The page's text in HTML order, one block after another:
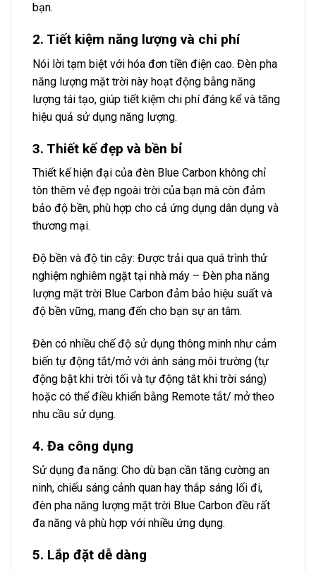
bạn.
2. Tiết kiệm năng lượng và chi phí
Nói lời tạm biệt với hóa đơn tiền điện cao. Đèn pha
năng lượng mặt trời này hoạt động bằng năng
lượng tái tạo, giúp tiết kiệm chi phí đáng kể và tăng
hiệu quả sử dụng năng lượng.
3. Thiết kế đẹp và bền bỉ
Thiết kế hiện đại của đèn Blue Carbon không chỉ
tôn thêm vẻ đẹp ngoài trời của bạn mà còn đảm
bảo độ bền, phù hợp cho cả ứng dụng dân dụng và
thương mại.
Độ bền và độ tin cậy: Được trải qua quá trình thử
nghiệm nghiêm ngặt tại nhà máy – Đèn pha năng
lượng mặt trời Blue Carbon đảm bảo hiệu suất và
độ bền vững, mang đến cho bạn sự an tâm.
Đèn có nhiều chế độ sử dụng thông minh như cảm
biến tự động tắt/mở với ánh sáng môi trường (tự
động bật khi trời tối và tự động tắt khi trời sáng)
hoặc có thể điều khiển bằng Remote tắt/ mở theo
nhu cầu sử dụng.
4. Đa công dụng
Sử dụng đa năng: Cho dù bạn cần tăng cường an
ninh, chiếu sáng cảnh quan hay thắp sáng lối đi,
đèn pha năng lượng mặt trời Blue Carbon đều rất
đa năng và phù hợp với nhiều ứng dụng.
5. Lắp đặt dễ dàng